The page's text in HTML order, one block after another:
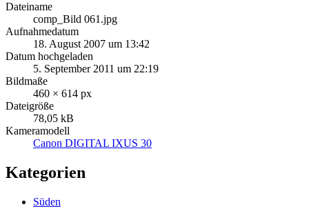
Dateiname
comp_Bild 061.jpg
Aufnahmedatum
18. August 2007 um 13:42
Datum hochgeladen
5. September 2011 um 22:19
Bildmaße
460 × 614 px
Dateigröße
78,05 kB
Kameramodell
Canon DIGITAL IXUS 30
Kategorien
Süden